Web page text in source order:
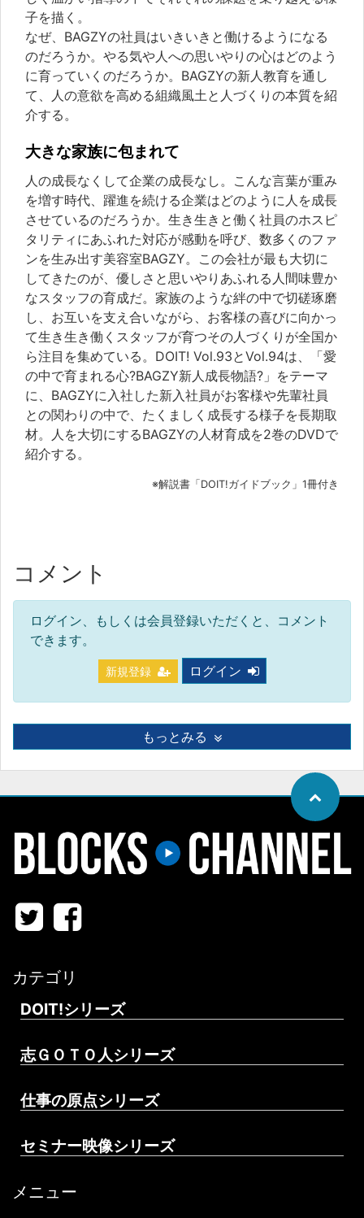
子を描く。
なぜ、BAGZYの社員はいきいきと働けるようになる
のだろうか。やる気や人への思いやりの心はどのよう
に育っていくのだろうか。BAGZYの新人教育を通し
て、人の意欲を高める組織風土と人づくりの本質を紹
介する。
大きな家族に包まれて
人の成長なくして企業の成長なし。こんな言葉が重み
を増す時代、躍進を続ける企業はどのように人を成長
させているのだろうか。生き生きと働く社員のホスピ
タリティにあふれた対応が感動を呼び、数多くのファ
ンを生み出す美容室BAGZY。この会社が最も大切に
してきたのが、優しさと思いやりあふれる人間味豊か
なスタッフの育成だ。家族のような絆の中で切磋琢磨
し、お互いを支え合いながら、お客様の喜びに向かっ
て生き生き働くスタッフが育つその人づくりが全国か
ら注目を集めている。DOIT! Vol.93とVol.94は、「愛
の中で育まれる心?BAGZY新人成長物語?」をテーマ
に、BAGZYに入社した新入社員がお客様や先輩社員
との関わりの中で、たくましく成長する様子を長期取
材。人を大切にするBAGZYの人材育成を2巻のDVDで
紹介する。
※解説書「DOIT!ガイドブック」1冊付き
コメント
ログイン、もしくは会員登録いただくと、コメント
できます。
新規登録 ログイン
もっとみる
カテゴリ
DOIT!シリーズ
志ＧＯＴＯ人シリーズ
仕事の原点シリーズ
セミナー映像シリーズ
メニュー